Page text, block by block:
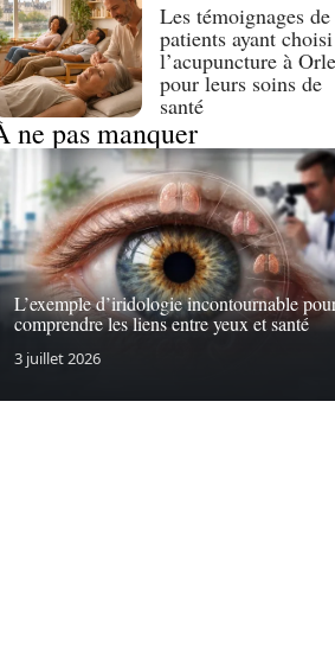
Les témoignages de
patients ayant choisi
l’acupuncture à
pour leurs soins de
santé
ne pas manquer
L’exemple d’iridologie incontournable
comprendre les liens entre yeux et santé
3 juillet 2026